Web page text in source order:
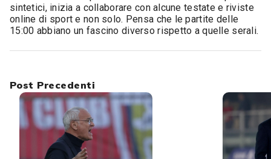
sintetici, inizia a collaborare con alcune testate e riviste
online di sport e non solo. Pensa che le partite delle
15:00 abbiano un fascino diverso rispetto a quelle serali.
Post Precedenti